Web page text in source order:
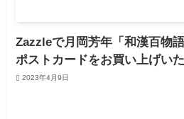
Zazzleで月岡芳年「和漢百物
ポストカードをお買い上げい
2023年4月9日